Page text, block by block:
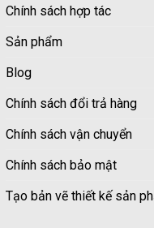
Chính sách hợp tác
Sản phẩm
Blog
Chính sách đổi trả hàng
Chính sách vận chuyển
Chính sách bảo mật
Tạo bản vẽ thiết kế sản